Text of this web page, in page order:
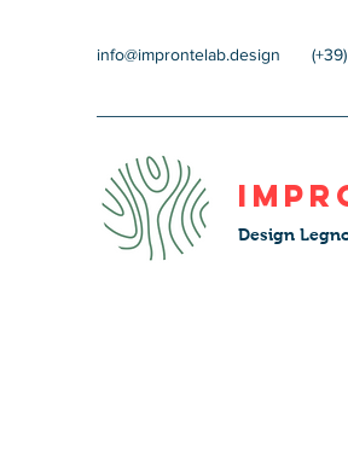
info@improntelab.design
Design